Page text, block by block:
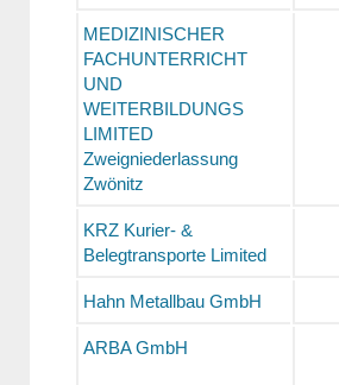
MEDIZINISCHER
FACHUNTERRICHT
UND
WEITERBILDUNGS
LIMITED
Zweigniederlassung
Zwönitz
KRZ Kurier- &
Belegtransporte Limited
Hahn Metallbau GmbH
ARBA GmbH